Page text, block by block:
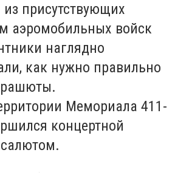
присутствующих
аэромобильных войск
наглядно
как нужно правильно
Мемориала 411-
концертной